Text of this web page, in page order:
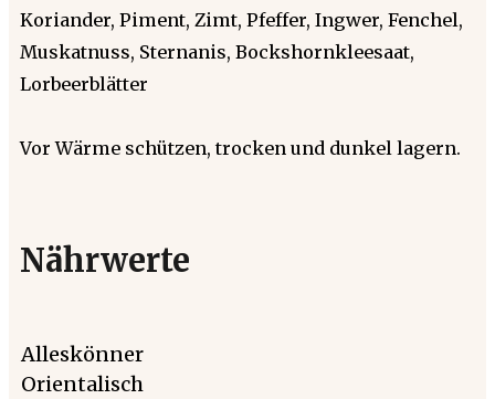
Koriander, Piment, Zimt, Pfeffer, Ingwer, Fenchel,
Muskatnuss, Sternanis, Bockshornkleesaat,
Lorbeerblätter
Vor Wärme schützen, trocken und dunkel lagern.
Nährwerte
Alleskönner
Orientalisch